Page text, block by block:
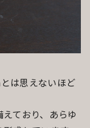
は思えないほど
ており、あらゆ